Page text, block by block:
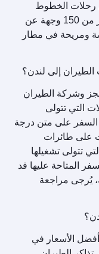
رحلات الخطوط
الجوية القطرية. كما تصل رحلاتنا إلى أكثر من 150 وجهة عن
ومريحة في مطار
إلى لندن؟
وشركة الطيران
التي تتولى
السفر على متن درجة
على طائرات
تتولى تشغيلها
المتاحة عليها قد
يُرجى مراجعة
الأسعار في